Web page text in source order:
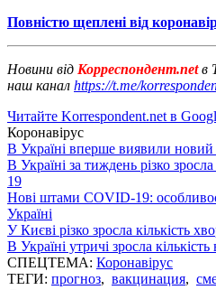
Повністю щеплені від
Новини від Корреспондент.netв
наш канал https://t.me/
Читайте Korrespondent.net в
Коронавірус
В Україні вперше виявили новий
В Україні за тиждень різко
19
Нові штами COVID-19:
Україні
У Києві різко зросла кількість
В Україні утричі зросла
СПЕЦТЕМА: Коронавірус
ТЕГИ: прогноз, вакцинация,